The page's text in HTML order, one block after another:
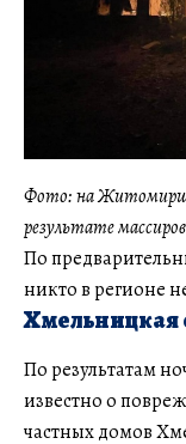
Фото: на
результате
По
никто в регионе
Хмельницкая
По результатам
известно о
частных домов